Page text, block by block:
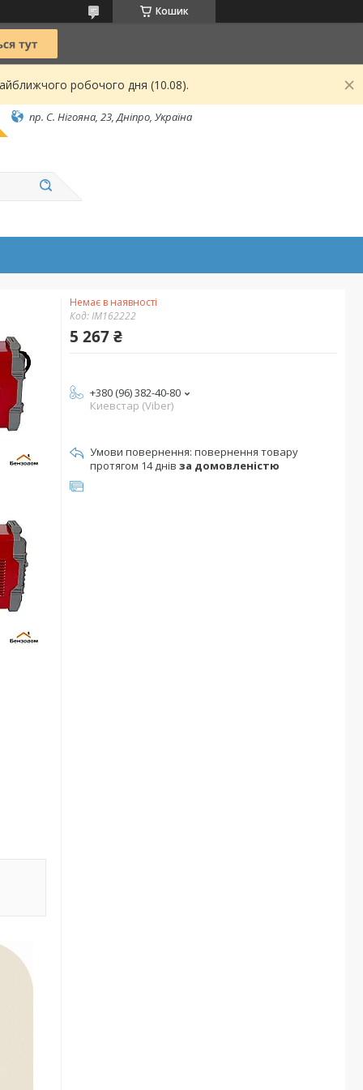
Кошик
робочого дня (10.08).
пр. С. Нігояна, 23, Дніпро, Україна
Немає в наявності
Код:IM162222
5 267 ₴
+380 (96) 382-40-80
Киевстар (Viber)
повернення товару
протягом 14 днів за домовленістю